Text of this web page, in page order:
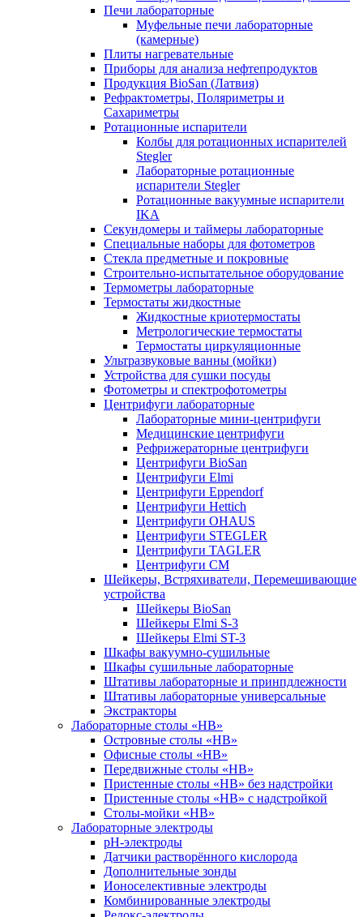
Печи лабораторные
Муфельные печи лабораторные
(камерные)
Плиты нагревательные
Приборы для анализа нефтепродуктов
Продукция BioSan (Латвия)
Рефрактометры, Поляриметры и
Сахариметры
Ротационные испарители
Колбы для ротационных испарителей
Stegler
Лабораторные ротационные
испарители Stegler
Ротационные вакуумные испарители
IKA
Секундомеры и таймеры лабораторные
Специальные наборы для фотометров
Стекла предметные и покровные
Строительно-испытательное оборудование
Термометры лабораторные
Термостаты жидкостные
Жидкостные криотермостаты
Метрологические термостаты
Термостаты циркуляционные
Ультразвуковые ванны (мойки)
Устройства для сушки посуды
Фотометры и спектрофотометры
Центрифуги лабораторные
Лабораторные мини-центрифуги
Медицинские центрифуги
Рефрижераторные центрифуги
Центрифуги BioSan
Центрифуги Elmi
Центрифуги Eppendorf
Центрифуги Hettich
Центрифуги OHAUS
Центрифуги STEGLER
Центрифуги TAGLER
Центрифуги СМ
Шейкеры, Встряхиватели, Перемешивающие
устройства
Шейкеры BioSan
Шейкеры Elmi S-3
Шейкеры Elmi ST-3
Шкафы вакуумно-сушильные
Шкафы сушильные лабораторные
Штативы лабораторные и принпдлежности
Штативы лабораторные универсальные
Экстракторы
Лабораторные столы «НВ»
Островные столы «НВ»
Офисные столы «НВ»
Передвижные столы «НВ»
Пристенные столы «НВ» без надстройки
Пристенные столы «НВ» с надстройкой
Столы-мойки «НВ»
Лабораторные электроды
pH-электроды
Датчики растворённого кислорода
Дополнительные зонды
Ионоселективные электроды
Комбинированные электроды